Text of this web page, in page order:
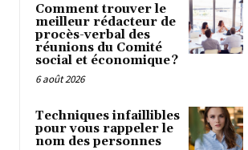
Comment trouver le
meilleur rédacteur de
procès-verbal des
réunions du Comité
social et économique ?
6 août 2026
Techniques infaillibles
pour vous rappeler le
nom des personnes